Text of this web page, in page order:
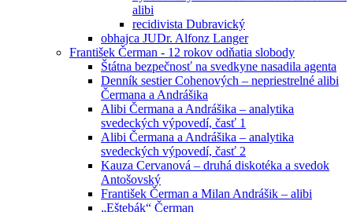
alibi
recidivista Dubravický
obhajca JUDr. Alfonz Langer
František Čerman - 12 rokov odňatia slobody
Štátna bezpečnosť na svedkyne nasadila agenta
Denník sestier Cohenových – nepriestrelné alibi
Čermana a Andrášika
Alibi Čermana a Andrášika – analytika
svedeckých výpovedí, časť 1
Alibi Čermana a Andrášika – analytika
svedeckých výpovedí, časť 2
Kauza Cervanová – druhá diskotéka a svedok
Antošovský
František Čerman a Milan Andrášik – alibi
„Eštebák“ Čerman